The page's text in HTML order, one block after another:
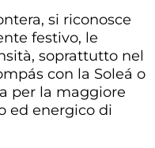
si riconosce
festivo, le
soprattutto nel
con la Soleá o
per la maggiore
ed energico di